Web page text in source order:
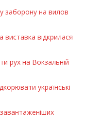
заборону на вилов
виставка відкрилася
рух на Вокзальній
українські